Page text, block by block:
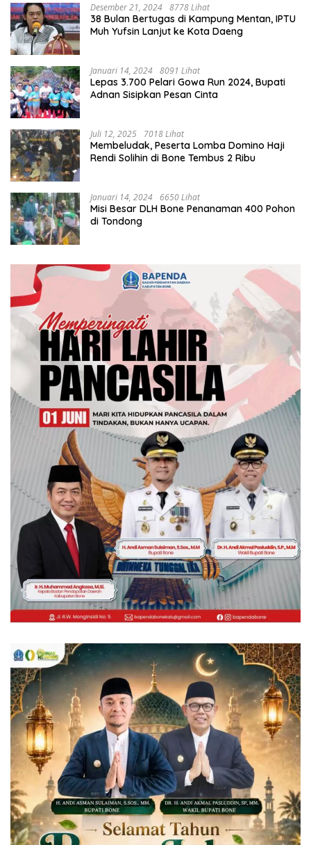
Desember 21, 2024 8778 Lihat
38 Bulan Bertugas di Kampung Mentan, IPTU
Muh Yufsin Lanjut ke Kota Daeng
Januari 14, 2024 8091 Lihat
Lepas 3.700 Pelari Gowa Run 2024, Bupati
Adnan Sisipkan Pesan Cinta
Juli 12, 2025 7018 Lihat
Membeludak, Peserta Lomba Domino Haji
Rendi Solihin di Bone Tembus 2 Ribu
Januari 14, 2024 6650 Lihat
Misi Besar DLH Bone Penanaman 400 Pohon
di Tondong